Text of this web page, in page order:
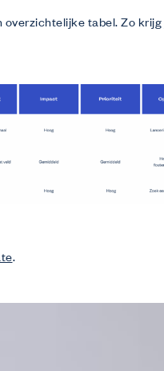
overzichtelijke tabel. Zo krijg
.